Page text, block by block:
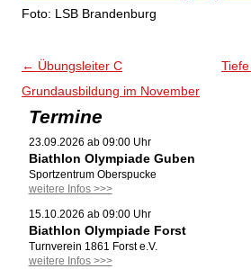
Foto: LSB Brandenburg
Beitrags-Navigation
← Übungsleiter C
Grundausbildung im November
Termine
23.09.2026 ab 09:00 Uhr
Biathlon Olympiade Guben
Sportzentrum Oberspucke
weitere Infos >>>
15.10.2026 ab 09:00 Uhr
Biathlon Olympiade Forst
Turnverein 1861 Forst e.V.
weitere Infos >>>